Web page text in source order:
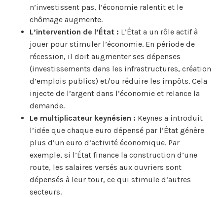
n’investissent pas, l’économie ralentit et le
chômage augmente.
L’intervention de l’État : L’État a un rôle actif à
jouer pour stimuler l’économie. En période de
récession, il doit augmenter ses dépenses
(investissements dans les infrastructures, création
d’emplois publics) et/ou réduire les impôts. Cela
injecte de l’argent dans l’économie et relance la
demande.
Le multiplicateur keynésien : Keynes a introduit
l’idée que chaque euro dépensé par l’État génère
plus d’un euro d’activité économique. Par
exemple, si l’État finance la construction d’une
route, les salaires versés aux ouvriers sont
dépensés à leur tour, ce qui stimule d’autres
secteurs.